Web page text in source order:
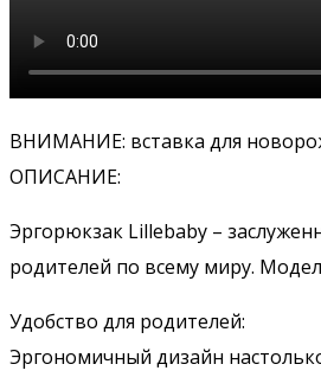
ВНИМАНИЕ: вставка для
ОПИСАНИЕ:
Эргорюкзак Lillebaby –
родителей по всему миру.
Удобство для родителей:
Эргономичный дизайн